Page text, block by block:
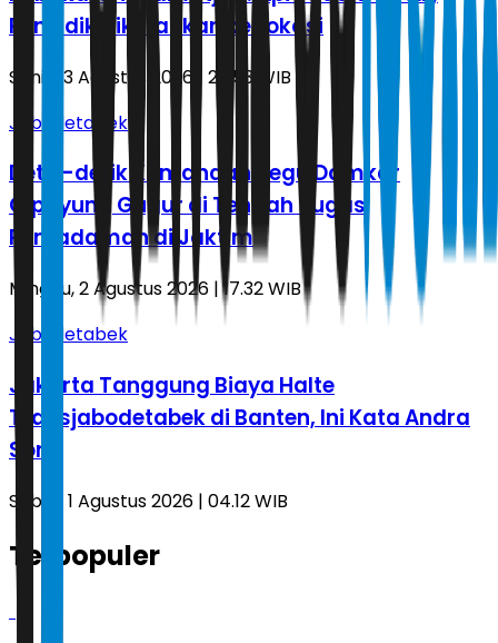
Penyidik Dikerahkan ke Lokasi
Senin, 3 Agustus 2026 | 20.53 WIB
Jabodetabek
Detik-detik Komandan Regu Damkar
Cipayung Gugur di Tengah Tugas
Pemadaman di Jaktim
Minggu, 2 Agustus 2026 | 17.32 WIB
Jabodetabek
Jakarta Tanggung Biaya Halte
Transjabodetabek di Banten, Ini Kata Andra
Soni
Sabtu, 1 Agustus 2026 | 04.12 WIB
Terpopuler